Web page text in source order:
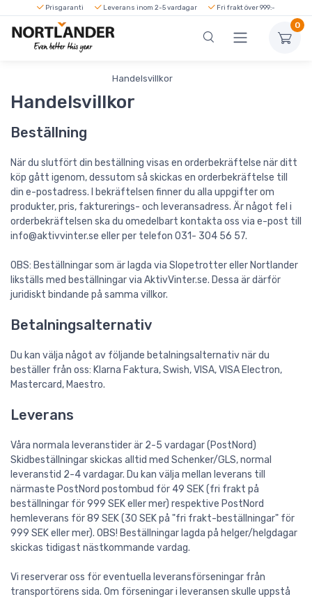
Prisgaranti Leverans inom 2-5 vardagar Fri frakt över 999:-
0
Handelsvillkor
Handelsvillkor
Beställning
När du slutfört din beställning visas en orderbekräftelse när ditt
köp gått igenom, dessutom så skickas en orderbekräftelse till
din e-postadress. I bekräftelsen finner du alla uppgifter om
produkter, pris, fakturerings- och leveransadress. Är något fel i
orderbekräftelsen ska du omedelbart kontakta oss via e-post till
info@aktivvinter.se eller per telefon 031- 304 56 57.
OBS: Beställningar som är lagda via Slopetrotter eller Nortlander
likställs med beställningar via AktivVinter.se. Dessa är därför
juridiskt bindande på samma villkor.
Betalningsalternativ
Du kan välja något av följande betalningsalternativ när du
beställer från oss: Klarna Faktura, Swish, VISA, VISA Electron,
Mastercard, Maestro.
Leverans
Våra normala leveranstider är 2-5 vardagar (PostNord)
Skidbeställningar skickas alltid med Schenker/GLS, normal
leveranstid 2-4 vardagar. Du kan välja mellan leverans till
närmaste PostNord postombud för 49 SEK (fri frakt på
beställningar för 999 SEK eller mer) respektive PostNord
hemleverans för 89 SEK (30 SEK på "fri frakt-beställningar" för
999 SEK eller mer). OBS! Beställningar lagda på helger/helgdagar
skickas tidigast nästkommande vardag.
Vi reserverar oss för eventuella leveransförseningar från
transportörens sida. Om förseningar i leveransen skulle uppstå